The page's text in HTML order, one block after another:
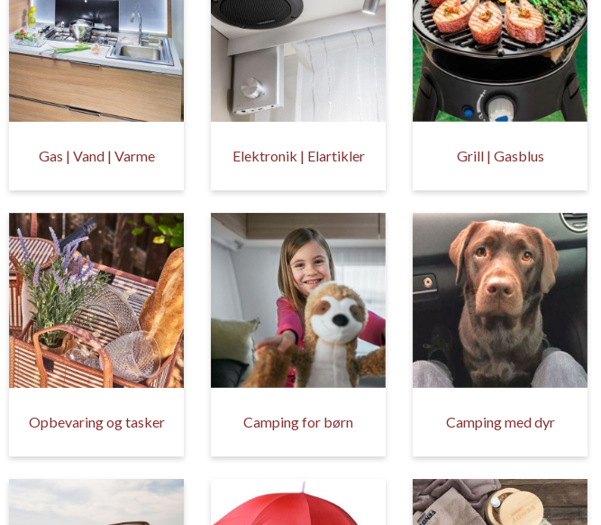
Gas | Vand | Varme Elektronik | Elartikler Grill | Gasblus
Opbevaring og tasker Camping for børn Camping med dyr